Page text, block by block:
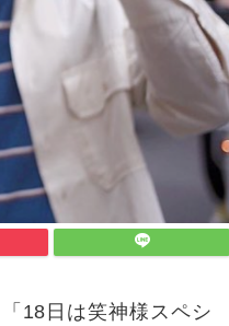
18日は笑神様スペシ